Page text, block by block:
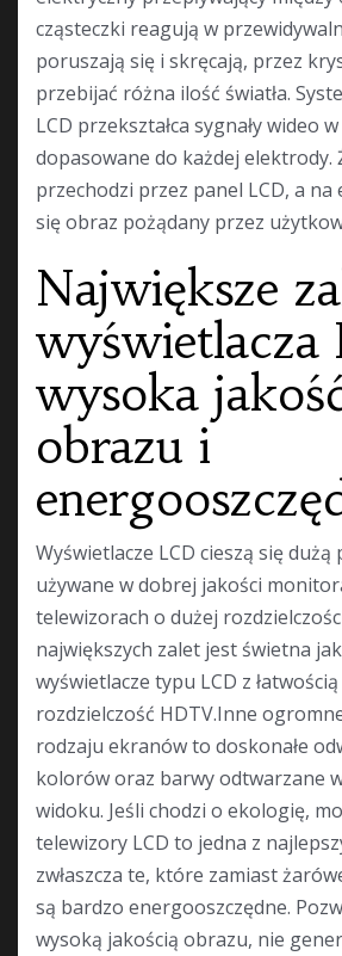
cząsteczki reagują w
poruszają się i skręcają, przez
przebijać różna ilość światła.
LCD przekształca sygnały wideo
dopasowane do każdej elektrody.
przechodzi przez panel LCD, a
się obraz pożądany przez
Największe
wyświetlacza
wysoka
obrazu i
Wyświetlacze LCD cieszą się dużą
używane w dobrej jakości
telewizorach o dużej
największych zalet jest świetna
wyświetlacze typu LCD z
rozdzielczość HDTV.Inne
rodzaju ekranów to doskonałe
kolorów oraz barwy odtwarzane
widoku. Jeśli chodzi o ekologię,
telewizory LCD to jedna z
zwłaszcza te, które zamiast
są bardzo energooszczędne.
wysoką jakością obrazu, nie